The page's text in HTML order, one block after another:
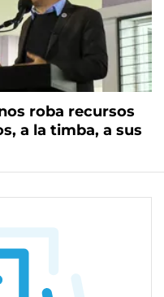
roba recursos
a la timba, a sus